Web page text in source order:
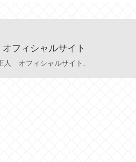
フィシャルサイト
人 オフィシャルサイト.